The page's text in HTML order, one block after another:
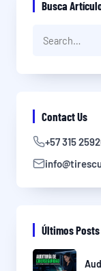
Busca
Contact Us
+57 315
Últimos Posts